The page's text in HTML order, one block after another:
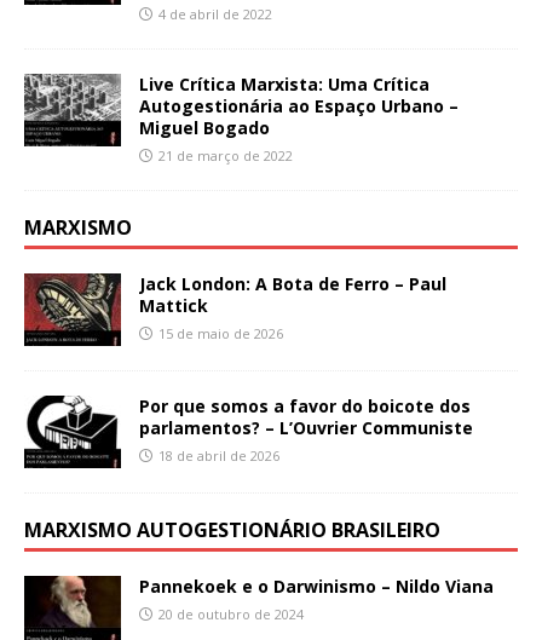
4 de abril de 2022
Live Crítica Marxista: Uma Crítica
Autogestionária ao Espaço Urbano –
Miguel Bogado
21 de março de 2022
MARXISMO
Jack London: A Bota de Ferro – Paul
Mattick
15 de maio de 2026
Por que somos a favor do boicote dos
parlamentos? – L’Ouvrier Communiste
18 de abril de 2026
MARXISMO AUTOGESTIONÁRIO BRASILEIRO
Pannekoek e o Darwinismo – Nildo Viana
20 de outubro de 2024